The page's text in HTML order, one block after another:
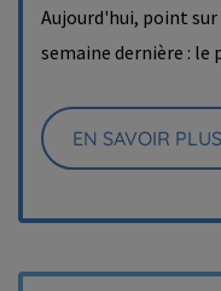
Aujourd'hui, point
semaine dernière :
EN SAVOIR PLUS